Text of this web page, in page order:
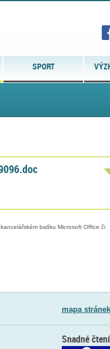
SPORT
balíku Microsoft Office či
mapa stránek
Snadné čtení